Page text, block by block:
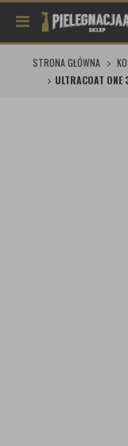
STRONA GŁÓWNA
ULTRACOAT ONE